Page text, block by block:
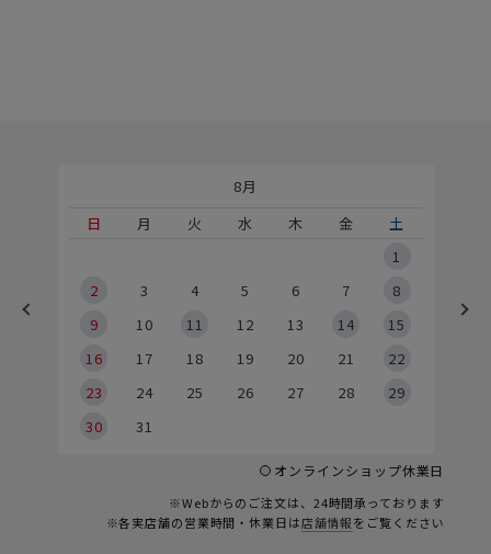
8月
日
月 火 水 木 金
土
1
2
3 4 5 6 7
8
9
10 11 12 13 14
15
16
17 18 19 20 21
22
23
24 25 26 27 28
29
30
31
オンラインショップ休業日
※Webからのご注文は、24時間承っております
※各実店舗の営業時間・休業日は店舗情報をご覧ください